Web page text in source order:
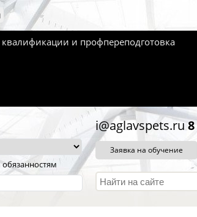
и профпереподготовка
i@aglavspets.ru
Заявка на обучение